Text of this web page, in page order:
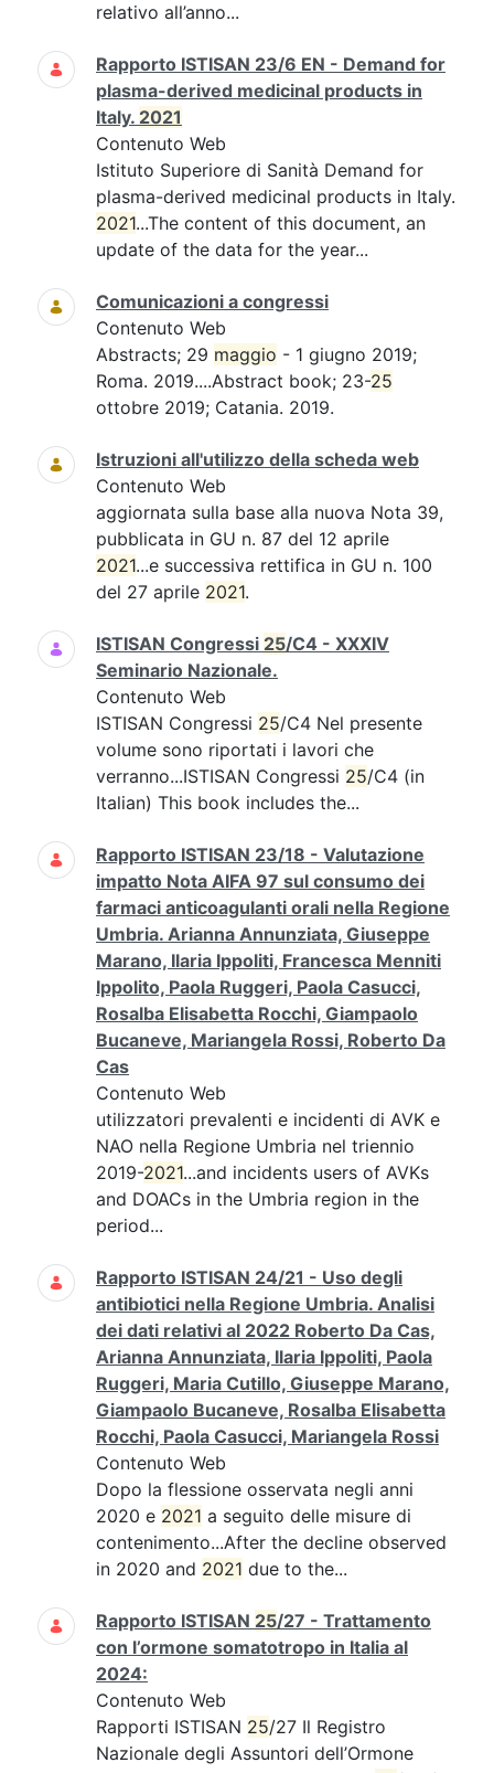
relativo all’anno...
Rapporto ISTISAN 23/6 EN - Demand for
plasma-derived medicinal products in
Italy. 2021
Contenuto Web
Istituto Superiore di Sanità Demand for
plasma-derived medicinal products in Italy.
2021...The content of this document, an
update of the data for the year...
Comunicazioni a congressi
Contenuto Web
Abstracts; 29 maggio - 1 giugno 2019;
Roma. 2019....Abstract book; 23-25
ottobre 2019; Catania. 2019.
Istruzioni all'utilizzo della scheda web
Contenuto Web
aggiornata sulla base alla nuova Nota 39,
pubblicata in GU n. 87 del 12 aprile
2021...e successiva rettifica in GU n. 100
del 27 aprile 2021.
ISTISAN Congressi 25/C4 - XXXIV
Seminario Nazionale.
Contenuto Web
ISTISAN Congressi 25/C4 Nel presente
volume sono riportati i lavori che
verranno...ISTISAN Congressi 25/C4 (in
Italian) This book includes the...
Rapporto ISTISAN 23/18 - Valutazione
impatto Nota AIFA 97 sul consumo dei
farmaci anticoagulanti orali nella Regione
Umbria. Arianna Annunziata, Giuseppe
Marano, Ilaria Ippoliti, Francesca Menniti
Ippolito, Paola Ruggeri, Paola Casucci,
Rosalba Elisabetta Rocchi, Giampaolo
Bucaneve, Mariangela Rossi, Roberto Da
Cas
Contenuto Web
utilizzatori prevalenti e incidenti di AVK e
NAO nella Regione Umbria nel triennio
2019-2021...and incidents users of AVKs
and DOACs in the Umbria region in the
period...
Rapporto ISTISAN 24/21 - Uso degli
antibiotici nella Regione Umbria. Analisi
dei dati relativi al 2022 Roberto Da Cas,
Arianna Annunziata, Ilaria Ippoliti, Paola
Ruggeri, Maria Cutillo, Giuseppe Marano,
Giampaolo Bucaneve, Rosalba Elisabetta
Rocchi, Paola Casucci, Mariangela Rossi
Contenuto Web
Dopo la flessione osservata negli anni
2020 e 2021 a seguito delle misure di
contenimento...After the decline observed
in 2020 and 2021 due to the...
Rapporto ISTISAN 25/27 - Trattamento
con l’ormone somatotropo in Italia al
2024:
Contenuto Web
Rapporti ISTISAN 25/27 Il Registro
Nazionale degli Assuntori dell’Ormone